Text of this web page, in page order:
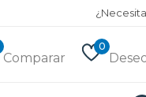
Comparar
0